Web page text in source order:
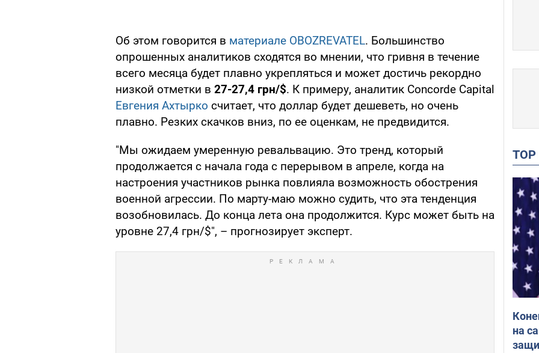
Об этом говорится в материале OBOZREVATEL. Большинство
опрошенных аналитиков сходятся во мнении, что гривня в течение
всего месяца будет плавно укрепляться и может достичь рекордно
низкой отметки в 27-27,4 грн/$. К примеру, аналитик Concorde Capital
Евгения Ахтырко считает, что доллар будет дешеветь, но очень
плавно. Резких скачков вниз, по ее оценкам, не предвидится.
"Мы ожидаем умеренную ревальвацию. Это тренд, который
продолжается с начала года с перерывом в апреле, когда на
настроения участников рынка повлияла возможность обострения
военной агрессии. По марту-маю можно судить, что эта тенденция
возобновилась. До конца лета она продолжится. Курс может быть на
уровне 27,4 грн/$", – прогнозирует эксперт.
на